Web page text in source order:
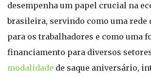
desempenha um papel crucial na
brasileira, servindo como uma rede
para os trabalhadores e como uma
financiamento para diversos
modalidade de saque aniversário,